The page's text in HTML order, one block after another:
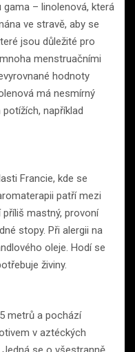
gama – linolenová, která
ve stravě, aby se
jsou důležité pro
menstruačními
hodnoty
má nesmírný
například
Francie, kde se
patří mezi
příliš mastný, provoní
stopy. Při alergii na
oleje. Hodí se
živiny.
metrů a pochází
v aztéckých